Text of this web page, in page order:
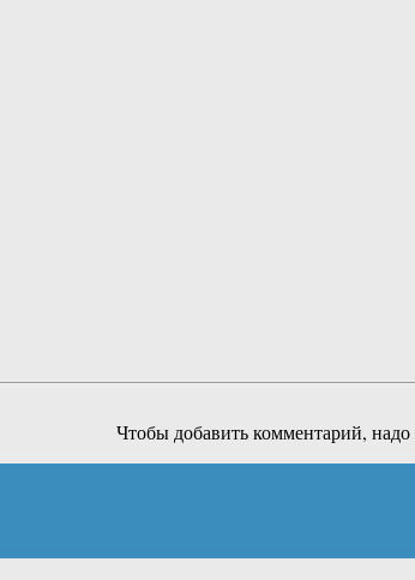
Чтобы добавить комментарий, надо